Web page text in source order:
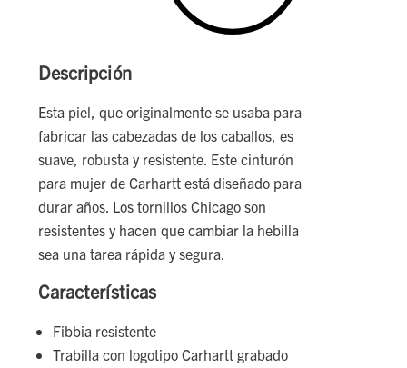
Descripción
Esta piel, que originalmente se usaba para
fabricar las cabezadas de los caballos, es
suave, robusta y resistente. Este cinturón
para mujer de Carhartt está diseñado para
durar años. Los tornillos Chicago son
resistentes y hacen que cambiar la hebilla
sea una tarea rápida y segura.
Características
Fibbia resistente
Trabilla con logotipo Carhartt grabado